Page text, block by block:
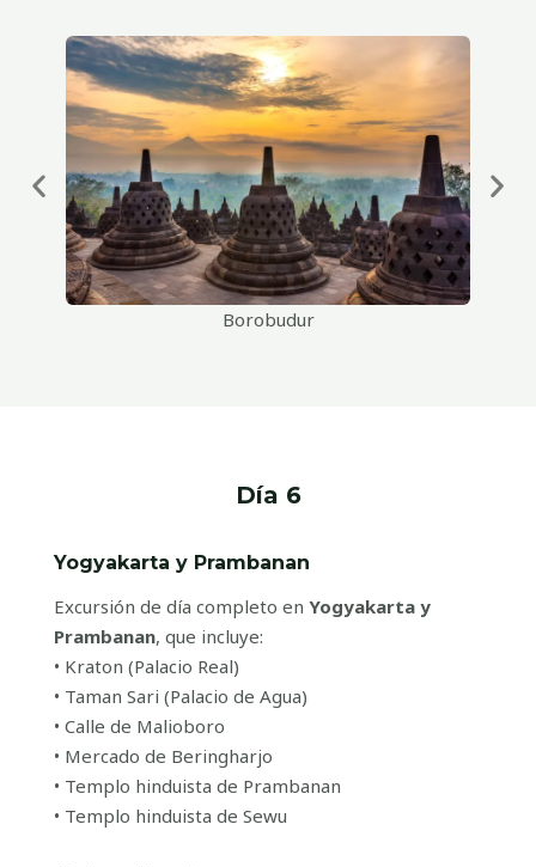
Borobudur
Día 6
Yogyakarta y Prambanan
Excursión de día completo en Yogyakarta y
Prambanan, que incluye:
• Kraton (Palacio Real)
• Taman Sari (Palacio de Agua)
• Calle de Malioboro
• Mercado de Beringharjo
• Templo hinduista de Prambanan
• Templo hinduista de Sewu